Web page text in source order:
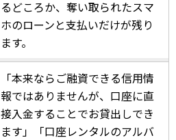
るどころか、奪い取られたスマ
ホのローンと支払いだけが残り
ます。
「本来ならご融資できる信用情
報ではありませんが、口座に直
接入金することでお貸出しでき
ます」「口座レンタルのアルバ